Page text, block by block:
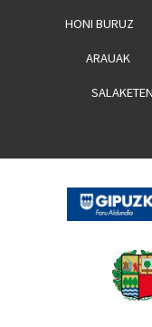
HONI BURUZ
ARAUAK